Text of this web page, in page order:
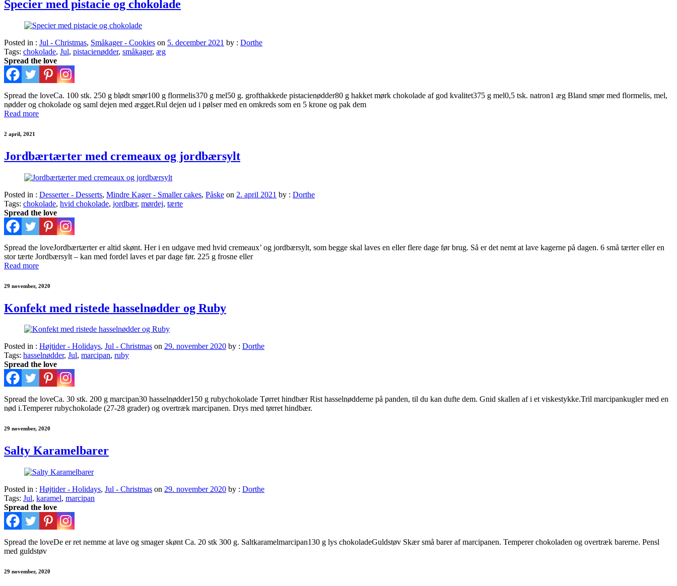
Specier med pistacie og chokolade
Posted in : Jul - Christmas, Småkager - Cookies on 5. december 2021 by : Dorthe
Tags: chokolade, Jul, pistacienødder, småkager, æg
Spread the love
Spread the loveCa. 100 stk. 250 g blødt smør100 g flormelis370 g mel50 g. grofthakkede pistacienødder80 g hakket mørk chokolade af god kvalitet375 g mel0,5 tsk. natron1 æg Bland smør med flormelis, mel,
nødder og chokolade og saml dejen med ægget.Rul dejen ud i pølser med en omkreds som en 5 krone og pak dem
Read more
2 april, 2021
Jordbærtærter med cremeaux og jordbærsylt
Posted in : Desserter - Desserts, Mindre Kager - Smaller cakes, Påske on 2. april 2021 by : Dorthe
Tags: chokolade, hvid chokolade, jordbær, mørdej, tærte
Spread the love
Spread the loveJordbærtærter er altid skønt. Her i en udgave med hvid cremeaux’ og jordbærsylt, som begge skal laves en eller flere dage før brug. Så er det nemt at lave kagerne på dagen. 6 små tærter eller en
stor tærte Jordbærsylt – kan med fordel laves et par dage før. 225 g frosne eller
Read more
29 november, 2020
Konfekt med ristede hasselnødder og Ruby
Posted in : Højtider - Holidays, Jul - Christmas on 29. november 2020 by : Dorthe
Tags: hasselnødder, Jul, marcipan, ruby
Spread the love
Spread the loveCa. 30 stk. 200 g marcipan30 hasselnødder150 g rubychokolade Tørret hindbær Rist hasselnødderne på panden, til du kan dufte dem. Gnid skallen af i et viskestykke.Tril marcipankugler med en
nød i.Temperer rubychokolade (27-28 grader) og overtræk marcipanen. Drys med tørret hindbær.
29 november, 2020
Salty Karamelbarer
Posted in : Højtider - Holidays, Jul - Christmas on 29. november 2020 by : Dorthe
Tags: Jul, karamel, marcipan
Spread the love
Spread the loveDe er ret nemme at lave og smager skønt Ca. 20 stk 300 g. Saltkaramelmarcipan130 g lys chokoladeGuldstøv Skær små barer af marcipanen. Temperer chokoladen og overtræk barerne. Pensl
med guldstøv
29 november, 2020